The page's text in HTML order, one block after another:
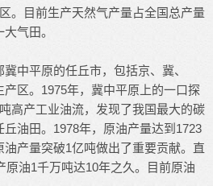
。目前生产天然气产量占全国总产量
气田。
平原的任丘市，包括京、冀、
区。1975年，冀中平原上的一口探
高产工业油流，发现了我国最大的碳
油田。1978年，原油产量达到1723
油产量突破1亿吨做出了重要贡献。直
原油1千万吨达10年之久。目前原油